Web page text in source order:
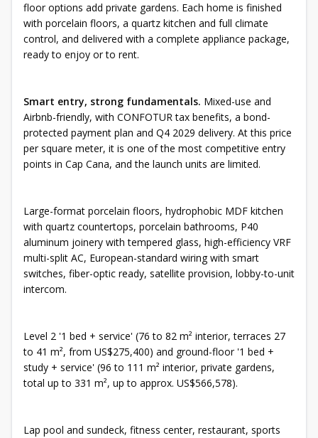
floor options add private gardens. Each home is finished
with porcelain floors, a quartz kitchen and full climate
control, and delivered with a complete appliance package,
ready to enjoy or to rent.
Smart entry, strong fundamentals. Mixed-use and
Airbnb-friendly, with CONFOTUR tax benefits, a bond-
protected payment plan and Q4 2029 delivery. At this price
per square meter, it is one of the most competitive entry
points in Cap Cana, and the launch units are limited.
Large-format porcelain floors, hydrophobic MDF kitchen
with quartz countertops, porcelain bathrooms, P40
aluminum joinery with tempered glass, high-efficiency VRF
multi-split AC, European-standard wiring with smart
switches, fiber-optic ready, satellite provision, lobby-to-unit
intercom.
Level 2 '1 bed + service' (76 to 82 m² interior, terraces 27
to 41 m², from US$275,400) and ground-floor '1 bed +
study + service' (96 to 111 m² interior, private gardens,
total up to 331 m², up to approx. US$566,578).
Lap pool and sundeck, fitness center, restaurant, sports